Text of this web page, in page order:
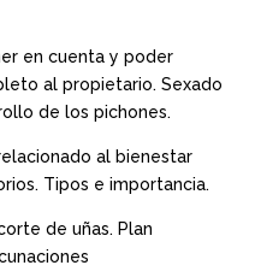
en cuenta y poder
al propietario. Sexado
de los pichones.
al bienestar
Tipos e importancia.
de uñas. Plan